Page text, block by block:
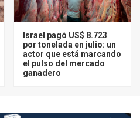
Israel pagó US$ 8.723
por tonelada en julio: un
actor que está marcando
el pulso del mercado
ganadero